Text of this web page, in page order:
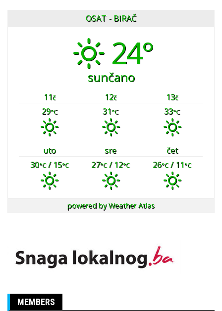
OSAT - BIRAČ
24°
sunčano
11č 12č 13č
29°C 31°C 33°C
uto sre
čet
30°C/ 15°C 27°C/ 12°C 26°C/ 11°C
powered byWeather Atlas
MEMBERS